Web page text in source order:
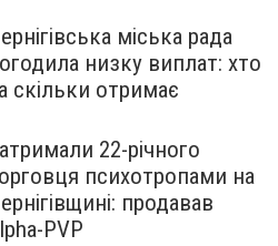
міська рада
низку виплат: хто
скільки отримає
22-річного
психотропами на
продавав
PVP